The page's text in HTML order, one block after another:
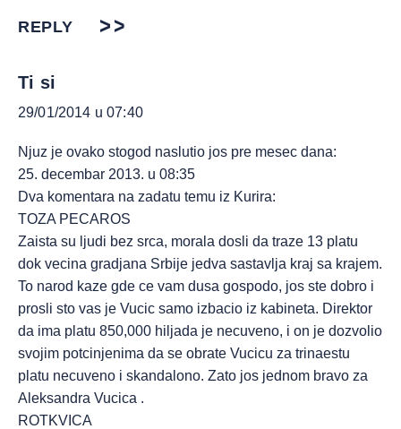
REPLY
Ti si
29/01/2014 u 07:40
Njuz je ovako stogod naslutio jos pre mesec dana:
25. decembar 2013. u 08:35
Dva komentara na zadatu temu iz Kurira:
TOZA PECAROS
Zaista su ljudi bez srca, morala dosli da traze 13 platu
dok vecina gradjana Srbije jedva sastavlja kraj sa krajem.
To narod kaze gde ce vam dusa gospodo, jos ste dobro i
prosli sto vas je Vucic samo izbacio iz kabineta. Direktor
da ima platu 850,000 hiljada je necuveno, i on je dozvolio
svojim potcinjenima da se obrate Vucicu za trinaestu
platu necuveno i skandalono. Zato jos jednom bravo za
Aleksandra Vucica .
ROTKVICA